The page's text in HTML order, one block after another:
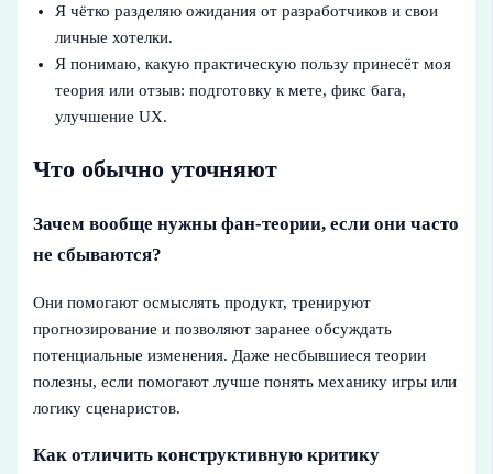
Я чётко разделяю ожидания от разработчиков и свои
личные хотелки.
Я понимаю, какую практическую пользу принесёт моя
теория или отзыв: подготовку к мете, фикс бага,
улучшение UX.
Что обычно уточняют
Зачем вообще нужны фан-теории, если они часто
не сбываются?
Они помогают осмыслять продукт, тренируют
прогнозирование и позволяют заранее обсуждать
потенциальные изменения. Даже несбывшиеся теории
полезны, если помогают лучше понять механику игры или
логику сценаристов.
Как отличить конструктивную критику